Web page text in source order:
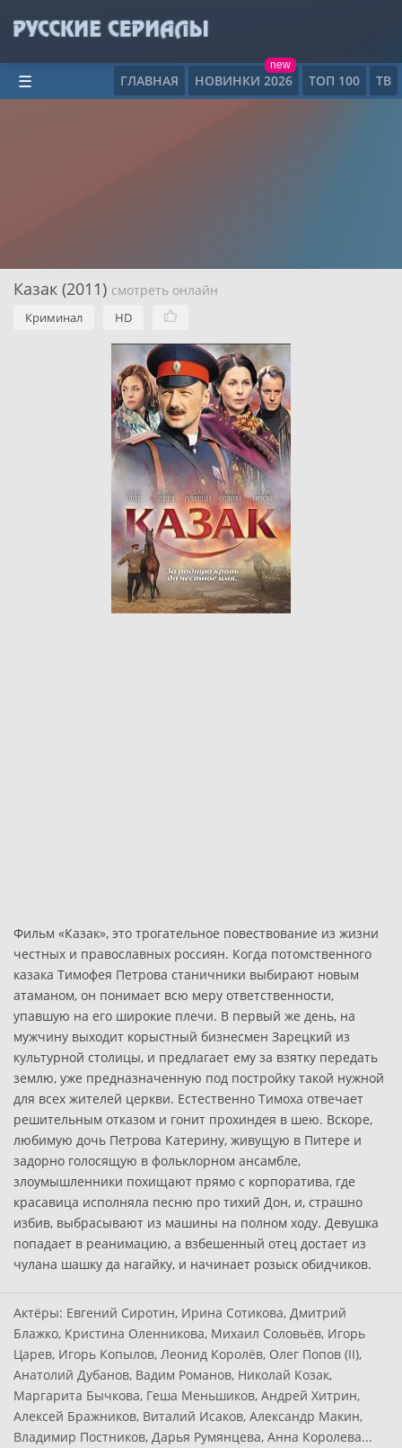
ГЛАВНАЯ НОВИНКИ 2026
new
ТОП 100 ТВ
☰
Казак (2011) смотреть онлайн
Криминал HD
Фильм «Казак», это трогательное повествование из жизни
честных и православных россиян. Когда потомственного
казака Тимофея Петрова станичники выбирают новым
атаманом, он понимает всю меру ответственности,
упавшую на его широкие плечи. В первый же день, на
мужчину выходит корыстный бизнесмен Зарецкий из
культурной столицы, и предлагает ему за взятку передать
землю, уже предназначенную под постройку такой нужной
для всех жителей церкви. Естественно Тимоха отвечает
решительным отказом и гонит прохиндея в шею. Вскоре,
любимую дочь Петрова Катерину, живущую в Питере и
задорно голосящую в фольклорном ансамбле,
злоумышленники похищают прямо с корпоратива, где
красавица исполняла песню про тихий Дон, и, страшно
избив, выбрасывают из машины на полном ходу. Девушка
попадает в реанимацию, а взбешенный отец достает из
чулана шашку да нагайку, и начинает розыск обидчиков.
Актёры: Евгений Сиротин, Ирина Сотикова, Дмитрий
Блажко, Кристина Оленникова, Михаил Соловьёв, Игорь
Царев, Игорь Копылов, Леонид Королёв, Олег Попов (II),
Анатолий Дубанов, Вадим Романов, Николай Козак,
Маргарита Бычкова, Геша Меньшиков, Андрей Хитрин,
Алексей Бражников, Виталий Исаков, Александр Макин,
Владимир Постников, Дарья Румянцева, Анна Королева...